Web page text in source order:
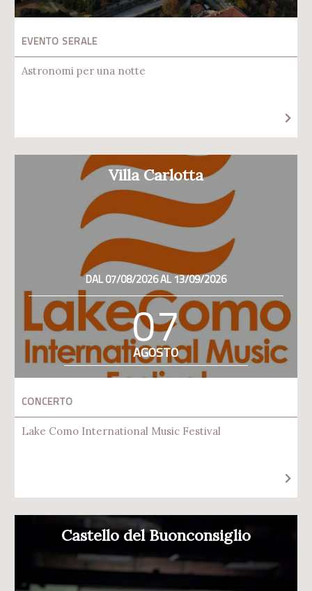
EVENTO SERALE
Astronomi per una notte
Villa Carlotta
DAL 07/08/2026 AL 13/09/2026
07
AGOSTO
CONCERTO
Lake Como International Music Festival
Castello del Buonconsiglio